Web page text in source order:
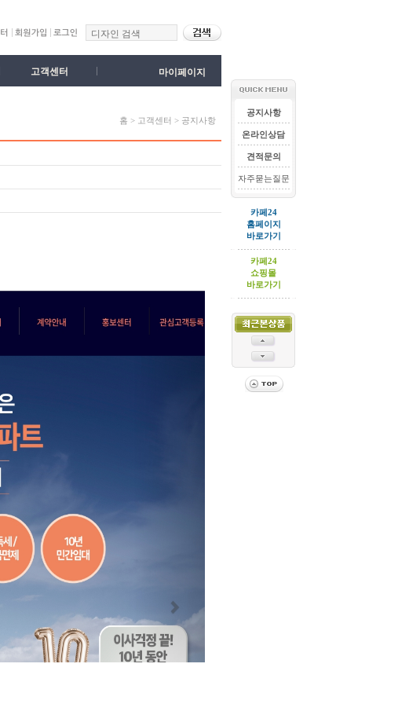
고객센터 마이페이지
홈 > 고객센터 > 공지사항
공지사항
온라인상담
견적문의
자주묻는질문
카페24
홈페이지
바로가기
카페24
쇼핑몰
바로가기